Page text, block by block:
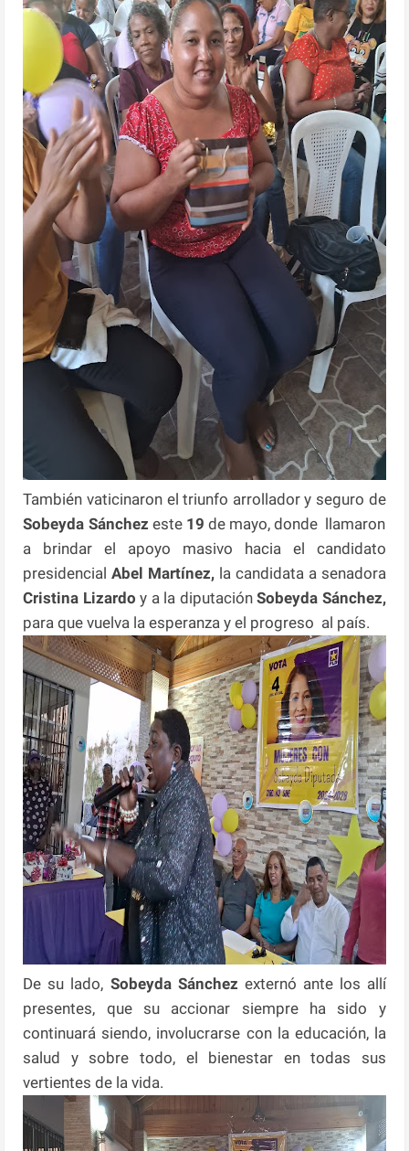
También vaticinaron el triunfo arrollador y seguro de
Sobeyda Sánchez este19 de mayo, donde llamaron
a brindar el apoyo masivo hacia el candidato
presidencialAbel Martínez, la candidata a senadora
Cristina Lizardo y a la diputaciónSobeyda Sánchez,
para que vuelva la esperanza y el progreso al país.
De su lado, Sobeyda Sánchez externó ante los allí
presentes, que su accionar siempre ha sido y
continuará siendo, involucrarse con la educación, la
salud y sobre todo, el bienestar en todas sus
vertientes de la vida.